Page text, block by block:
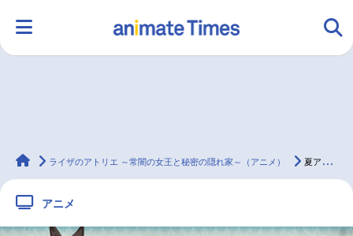
ラジオ みんなの声 グッズ 映画
animateTimes
ライザのアトリエ ～常闇の女王と秘密の隠れ家～（アニメ） 夏アニメ『ライザのアトリエ』最終話放送後 のぐちゆりさん×大和田仁美さんインタビュー【連載第13回】
アニメ